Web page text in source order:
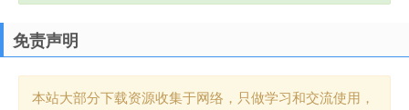
免责声明
本站大部分下载资源收集于网络，只做学习和交流使用，